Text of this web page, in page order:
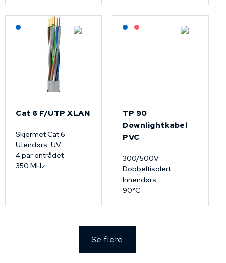
Lagerført: NEK Kabel
Cat 6 F/UTP XLAN
Skjermet Cat 6
Utendørs, UV
4 par entrådet
350 MHz
Lagerført: NEK Kabel
På forespørsel
TP 90
Downlightkabel
PVC
300/500V
Dobbeltisolert
Innendørs
90°C
Se flere